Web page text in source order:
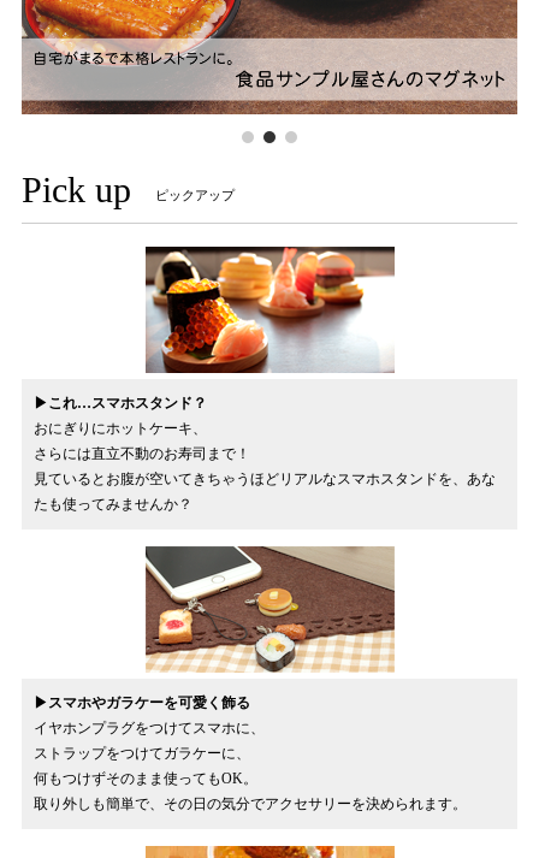
Pick up ピックアップ
▶これ…スマホスタンド？
おにぎりにホットケーキ、
さらには直立不動のお寿司まで！
見ているとお腹が空いてきちゃうほどリアルなスマホスタンドを、あな
たも使ってみませんか？
▶スマホやガラケーを可愛く飾る
イヤホンプラグをつけてスマホに、
ストラップをつけてガラケーに、
何もつけずそのまま使ってもOK。
取り外しも簡単で、その日の気分でアクセサリーを決められます。